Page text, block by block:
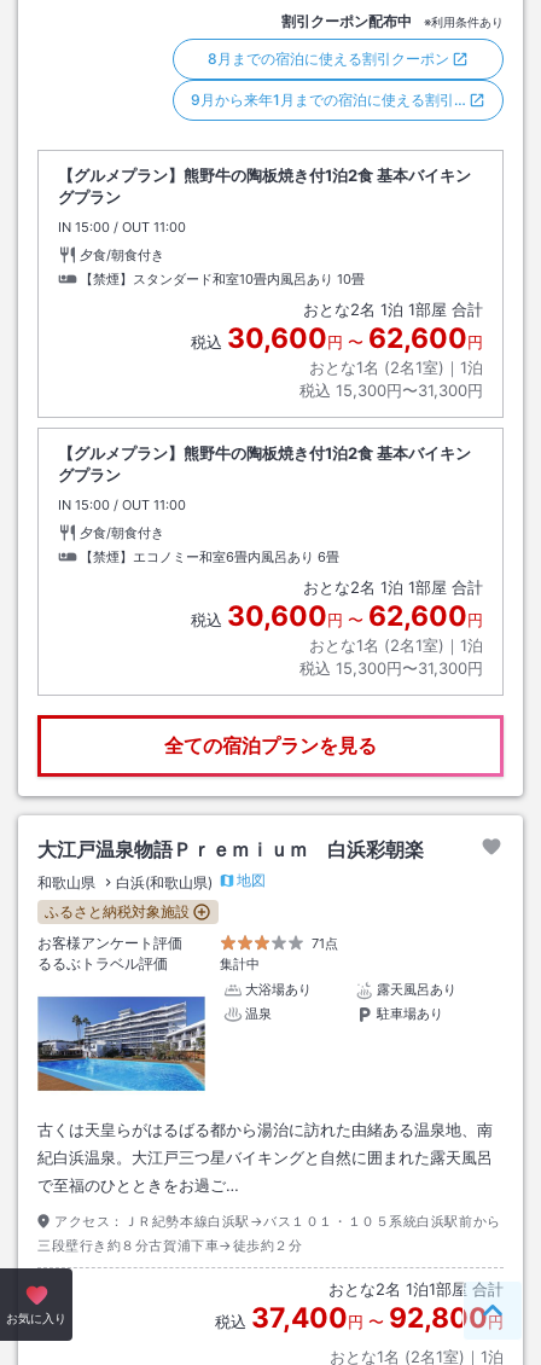
割引クーポン配布中 ※利用条件あり
8月までの宿泊に使える割引クーポン
9月から来年1月までの宿泊に使える割引…
【グルメプラン】熊野牛の陶板焼き付1泊2食 基本バイキン
グプラン
IN チェックイン
15:00 / OUT チェックアウト
11:00
夕食/朝食付き
【禁煙】スタンダード和室10畳内風呂あり 10畳
おとな2名 1泊 1部屋 合計
税込 30,600円 〜 62,600円
おとな1名 (2名1室)｜ 1泊
税込 15,300円〜31,300円
【グルメプラン】熊野牛の陶板焼き付1泊2食 基本バイキン
グプラン
IN チェックイン
15:00 / OUT チェックアウト
11:00
夕食/朝食付き
【禁煙】エコノミー和室6畳内風呂あり 6畳
おとな2名 1泊 1部屋 合計
税込 30,600円 〜 62,600円
おとな1名 (2名1室)｜ 1泊
税込 15,300円〜31,300円
全ての宿泊プランを見る
大江戸温泉物語Ｐｒｅｍｉｕｍ 白浜彩朝楽
和歌山県 白浜(和歌山県)
地図
ふるさと納税対象施設
お客様アンケート評価
71点
るるぶトラベル評価
集計中
大浴場あり
露天風呂あり
温泉
駐車場あり
古くは天皇らがはるばる都から湯治に訪れた由緒ある温泉地、南
紀白浜温泉。大江戸三つ星バイキングと自然に囲まれた露天風呂
で至福のひとときをお過ご…
アクセス：
ＪＲ紀勢本線白浜駅→バス１０１・１０５系統白浜駅前から
三段壁行き約８分古賀浦下車→徒歩約２分
おとな2名 1泊1部屋 合計
税込 37,400円 〜 92,800円
おとな1名 (2名1室)｜ 1泊
お気に入り ペー